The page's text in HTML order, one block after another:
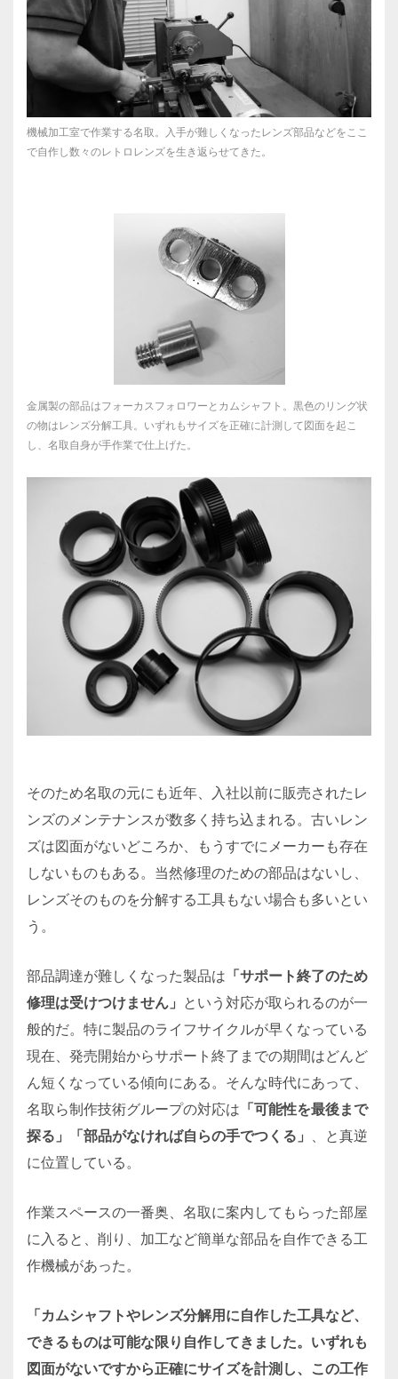
機械加工室で作業する名取。入手が難しくなったレンズ部品などをここ
で自作し数々のレトロレンズを生き返らせてきた。
金属製の部品はフォーカスフォロワーとカムシャフト。黒色のリング状
の物はレンズ分解工具。いずれもサイズを正確に計測して図面を起こ
し、名取自身が手作業で仕上げた。
そのため名取の元にも近年、入社以前に販売されたレ
ンズのメンテナンスが数多く持ち込まれる。古いレン
ズは図面がないどころか、もうすでにメーカーも存在
しないものもある。当然修理のための部品はないし、
レンズそのものを分解する工具もない場合も多いとい
う。
部品調達が難しくなった製品は 「サポート終了のため
修理は受けつけません」 という対応が取られるのが一
般的だ。特に製品のライフサイクルが早くなっている
現在、発売開始からサポート終了までの期間はどんど
ん短くなっている傾向にある。そんな時代にあって、
名取ら制作技術グループの対応は 「可能性を最後まで
探る」「部品がなければ自らの手でつくる」 、と真逆
に位置している。
作業スペースの一番奥、名取に案内してもらった部屋
に入ると、削り、加工など簡単な部品を自作できる工
作機械があった。
「カムシャフトやレンズ分解用に自作した工具など、
できるものは可能な限り自作してきました。いずれも
図面がないですから正確にサイズを計測し、この工作